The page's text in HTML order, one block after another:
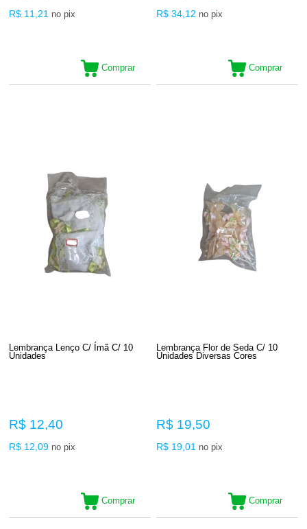
R$ 11,21 no pix
Comprar
R$ 34,12 no pix
Comprar
Lembrança Lenço C/ Ímã C/ 10
Unidades
R$ 12,40
R$ 12,09 no pix
Comprar
Lembrança Flor de Seda C/ 10
Unidades Diversas Cores
R$ 19,50
R$ 19,01 no pix
Comprar